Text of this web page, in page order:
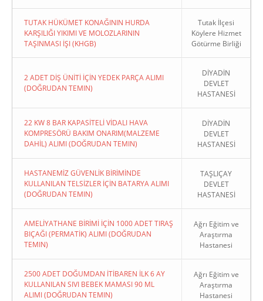
TUTAK HÜKÜMET KONAĞININ HURDA
KARŞILIĞI YIKIMI VE MOLOZLARININ
TAŞINMASI İŞI (KHGB)
Tutak İlçesi
Köylere Hizmet
Götürme Birliği
2 ADET DİŞ ÜNİTİ İÇİN YEDEK PARÇA ALIMI
(DOĞRUDAN TEMIN)
DİYADİN
DEVLET
HASTANESİ
22 KW 8 BAR KAPASİTELİ VİDALI HAVA
KOMPRESÖRÜ BAKIM ONARIM(MALZEME
DAHİL) ALIMI (DOĞRUDAN TEMIN)
DİYADİN
DEVLET
HASTANESİ
HASTANEMİZ GÜVENLİK BİRİMİNDE
KULLANILAN TELSİZLER İÇİN BATARYA ALIMI
(DOĞRUDAN TEMIN)
TAŞLIÇAY
DEVLET
HASTANESİ
AMELİYATHANE BİRİMİ İÇİN 1000 ADET TIRAŞ
BIÇAĞI (PERMATİK) ALIMI (DOĞRUDAN
TEMIN)
Ağrı Eğitim ve
Araştırma
Hastanesi
2500 ADET DOĞUMDAN İTİBAREN İLK 6 AY
KULLANILAN SIVI BEBEK MAMASI 90 ML
ALIMI (DOĞRUDAN TEMIN)
Ağrı Eğitim ve
Araştırma
Hastanesi